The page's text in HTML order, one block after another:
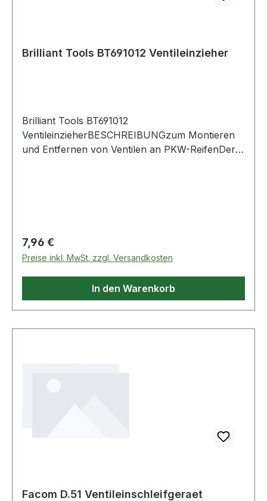
Brilliant Tools BT691012 Ventileinzieher
Brilliant Tools BT691012
VentileinzieherBESCHREIBUNGzum Montieren
und Entfernen von Ventilen an PKW-ReifenDer
Regulärer Preis:
7,96 €
Preise inkl. MwSt. zzgl. Versandkosten
In den Warenkorb
Facom D.51 Ventileinschleifgeraet